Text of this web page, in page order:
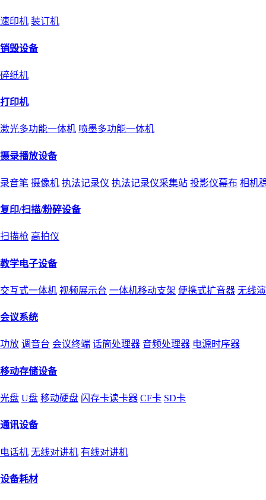
速印机 装订机
销毁设备
碎纸机
打印机
激光多功能一体机 喷墨多功能一体机
摄录播放设备
录音笔 摄像机 执法记录仪 执法记录仪采集站 投影仪幕布 相机
复印/扫描/粉碎设备
扫描枪 高拍仪
教学电子设备
交互式一体机 视频展示台 一体机移动支架 便携式扩音器 无线
会议系统
功放 调音台 会议终端 话筒处理器 音频处理器 电源时序器
移动存储设备
光盘 U盘 移动硬盘 闪存卡读卡器 CF卡 SD卡
通讯设备
电话机 无线对讲机 有线对讲机
设备耗材